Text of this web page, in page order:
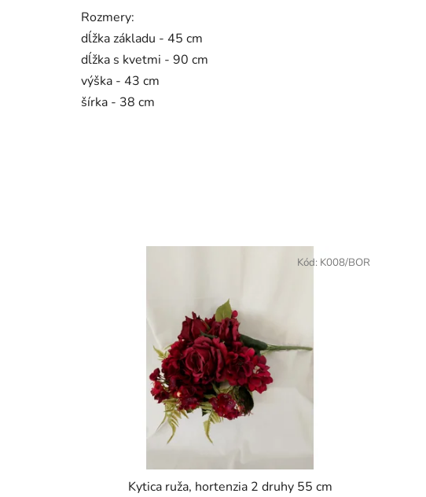
Rozmery:
dĺžka základu - 45 cm
dĺžka s kvetmi - 90 cm
výška - 43 cm
šírka - 38 cm
Kytica ruža, hortenzia 2 druhy 55 cm
Kód: K008/BOR